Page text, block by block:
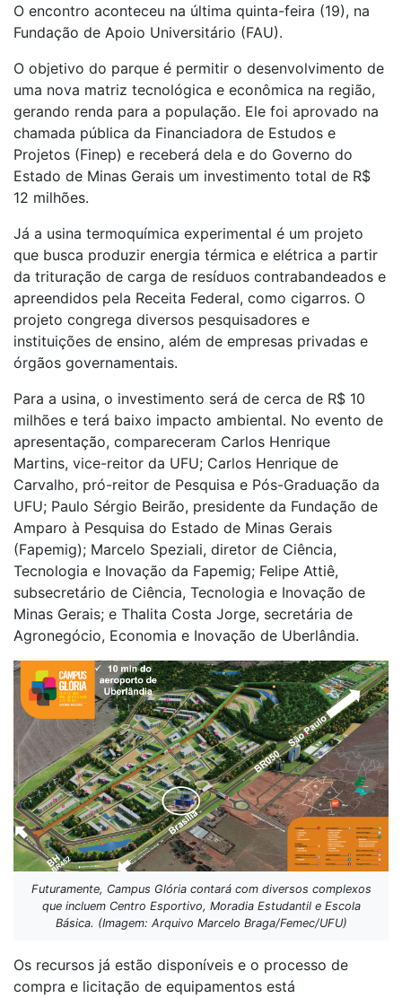
O encontro aconteceu na última quinta-feira (19), na
Fundação de Apoio Universitário (FAU).
O objetivo do parque é permitir o desenvolvimento de
uma nova matriz tecnológica e econômica na região,
gerando renda para a população. Ele foi aprovado na
chamada pública da Financiadora de Estudos e
Projetos (Finep) e receberá dela e do Governo do
Estado de Minas Gerais um investimento total de R$
12 milhões.
Já a usina termoquímica experimental é um projeto
que busca produzir energia térmica e elétrica a partir
da trituração de carga de resíduos contrabandeados e
apreendidos pela Receita Federal, como cigarros. O
projeto congrega diversos pesquisadores e
instituições de ensino, além de empresas privadas e
órgãos governamentais.
Para a usina, o investimento será de cerca de R$ 10
milhões e terá baixo impacto ambiental. No evento de
apresentação, compareceram Carlos Henrique
Martins, vice-reitor da UFU; Carlos Henrique de
Carvalho, pró-reitor de Pesquisa e Pós-Graduação da
UFU; Paulo Sérgio Beirão, presidente da Fundação de
Amparo à Pesquisa do Estado de Minas Gerais
(Fapemig); Marcelo Speziali, diretor de Ciência,
Tecnologia e Inovação da Fapemig; Felipe Attiê,
subsecretário de Ciência, Tecnologia e Inovação de
Minas Gerais; e Thalita Costa Jorge, secretária de
Agronegócio, Economia e Inovação de Uberlândia.
Futuramente, Campus Glória contará com diversos complexos
que incluem Centro Esportivo, Moradia Estudantil e Escola
Básica. (Imagem: Arquivo Marcelo Braga/Femec/UFU)
Os recursos já estão disponíveis e o processo de
compra e licitação de equipamentos está